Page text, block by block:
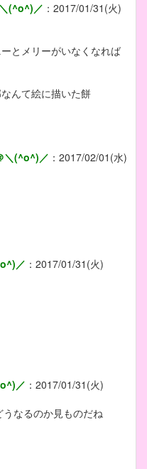
(^o^)／ ： 2017/01/31(火)
とメリーがいなくなれば
んて絵に描いた餅
＼(^o^)／ ： 2017/02/01(水)
／ ： 2017/01/31(火)
／ ： 2017/01/31(火)
なるのか見ものだね